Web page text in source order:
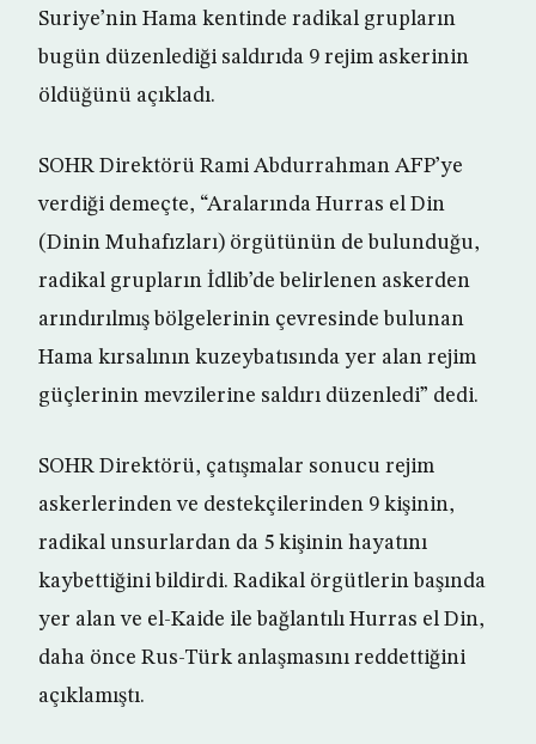
Suriye’nin Hama kentinde radikal grupların
bugün düzenlediği saldırıda 9 rejim askerinin
öldüğünü açıkladı.
SOHR Direktörü Rami Abdurrahman AFP’ye
verdiği demeçte, “Aralarında Hurras el Din
(Dinin Muhafızları) örgütünün de bulunduğu,
radikal grupların İdlib’de belirlenen askerden
arındırılmış bölgelerinin çevresinde bulunan
Hama kırsalının kuzeybatısında yer alan rejim
güçlerinin mevzilerine saldırı düzenledi” dedi.
SOHR Direktörü, çatışmalar sonucu rejim
askerlerinden ve destekçilerinden 9 kişinin,
radikal unsurlardan da 5 kişinin hayatını
kaybettiğini bildirdi. Radikal örgütlerin başında
yer alan ve el-Kaide ile bağlantılı Hurras el Din,
daha önce Rus-Türk anlaşmasını reddettiğini
açıklamıştı.